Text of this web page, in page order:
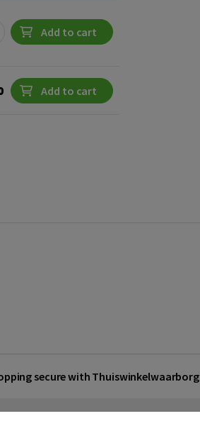
Add to cart
Add to cart
secure with Thuiswinkelwaarborg